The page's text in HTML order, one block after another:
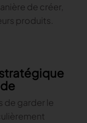
de créer,
produits.
de garder le